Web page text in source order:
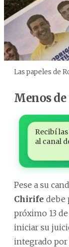
Las papeles de
Menos
Recibí
al canal
Pese a su
Chirife debe
próximo 13
iniciar su
integrado por